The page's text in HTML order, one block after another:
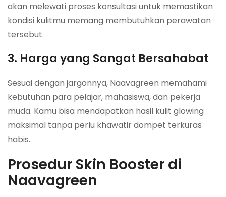
akan melewati proses konsultasi untuk memastikan
kondisi kulitmu memang membutuhkan perawatan
tersebut.
3. Harga yang Sangat Bersahabat
Sesuai dengan jargonnya, Naavagreen memahami
kebutuhan para pelajar, mahasiswa, dan pekerja
muda. Kamu bisa mendapatkan hasil kulit glowing
maksimal tanpa perlu khawatir dompet terkuras
habis.
Prosedur Skin Booster di
Naavagreen